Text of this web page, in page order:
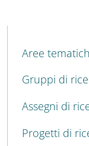
MENU CEV
Aree
Gruppi di
Assegni di
Progetti di